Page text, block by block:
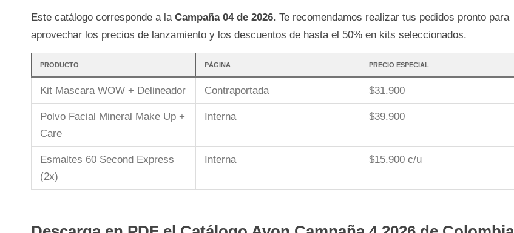
Este catálogo corresponde a la Campaña 04 de 2026. Te recomendamos realizar tus pedidos pronto para
aprovechar los precios de lanzamiento y los descuentos de hasta el 50% en kits seleccionados.
PRODUCTO PÁGINA PRECIO ESPECIAL
Kit Mascara WOW + Delineador Contraportada $31.900
Polvo Facial Mineral Make Up +
Care
Interna $39.900
Esmaltes 60 Second Express
(2x)
Interna $15.900 c/u